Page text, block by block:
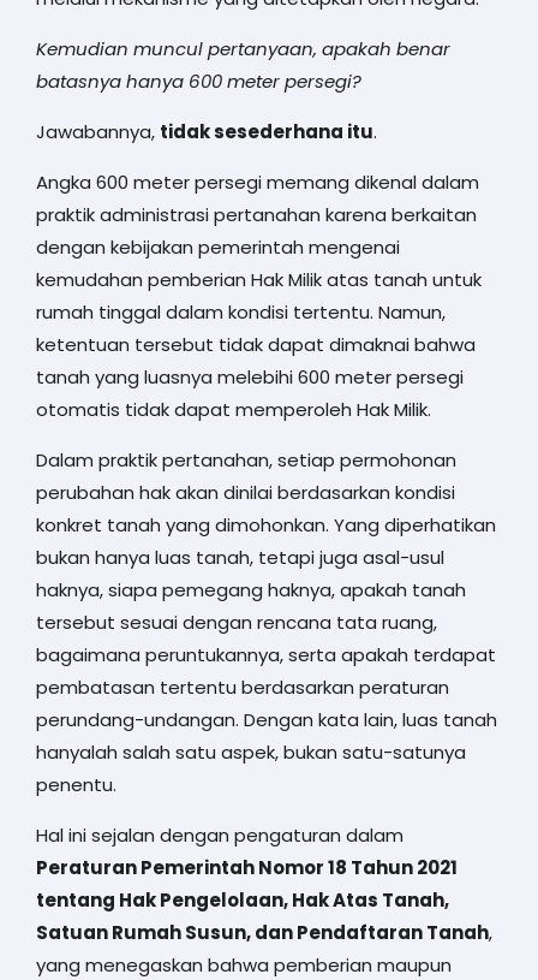
Kemudian muncul pertanyaan, apakah benar
batasnya hanya 600 meter persegi?
Jawabannya, tidak sesederhana itu.
Angka 600 meter persegi memang dikenal dalam
praktik administrasi pertanahan karena berkaitan
dengan kebijakan pemerintah mengenai
kemudahan pemberian Hak Milik atas tanah untuk
rumah tinggal dalam kondisi tertentu. Namun,
ketentuan tersebut tidak dapat dimaknai bahwa
tanah yang luasnya melebihi 600 meter persegi
otomatis tidak dapat memperoleh Hak Milik.
Dalam praktik pertanahan, setiap permohonan
perubahan hak akan dinilai berdasarkan kondisi
konkret tanah yang dimohonkan. Yang diperhatikan
bukan hanya luas tanah, tetapi juga asal-usul
haknya, siapa pemegang haknya, apakah tanah
tersebut sesuai dengan rencana tata ruang,
bagaimana peruntukannya, serta apakah terdapat
pembatasan tertentu berdasarkan peraturan
perundang-undangan. Dengan kata lain, luas tanah
hanyalah salah satu aspek, bukan satu-satunya
penentu.
Hal ini sejalan dengan pengaturan dalam
Peraturan Pemerintah Nomor 18 Tahun 2021
tentang Hak Pengelolaan, Hak Atas Tanah,
Satuan Rumah Susun, dan Pendaftaran Tanah,
yang menegaskan bahwa pemberian maupun